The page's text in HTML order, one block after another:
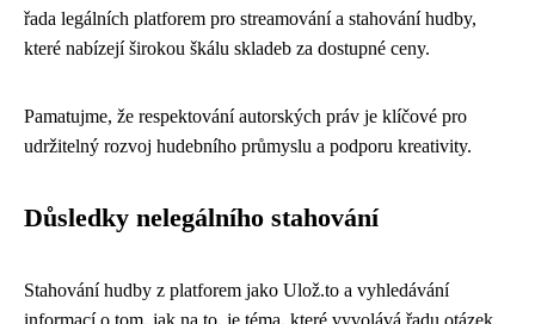
řada legálních platforem pro streamování a stahování hudby,
které nabízejí širokou škálu skladeb za dostupné ceny.
Pamatujme, že respektování autorských práv je klíčové pro
udržitelný rozvoj hudebního průmyslu a podporu kreativity.
Důsledky nelegálního stahování
Stahování hudby z platforem jako Ulož.to a vyhledávání
informací o tom, jak na to, je téma, které vyvolává řadu otázek.